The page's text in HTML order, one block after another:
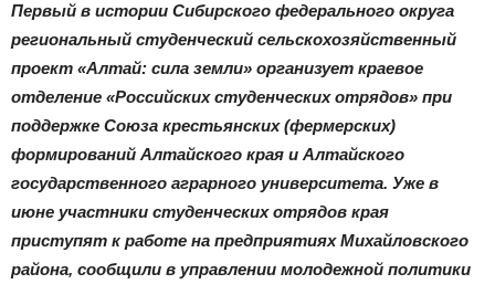
Тюменцевский
район
Первый в истории Сибирского федерального округа
региональный студенческий сельскохозяйственный
проект «Алтай: сила земли» организует краевое
отделение «Российских студенческих отрядов» при
поддержке Союза крестьянских (фермерских)
формирований Алтайского края и Алтайского
государственного аграрного университета. Уже в
июне участники студенческих отрядов края
приступят к работе на предприятиях Михайловского
района, сообщили в управлении молодежной политики